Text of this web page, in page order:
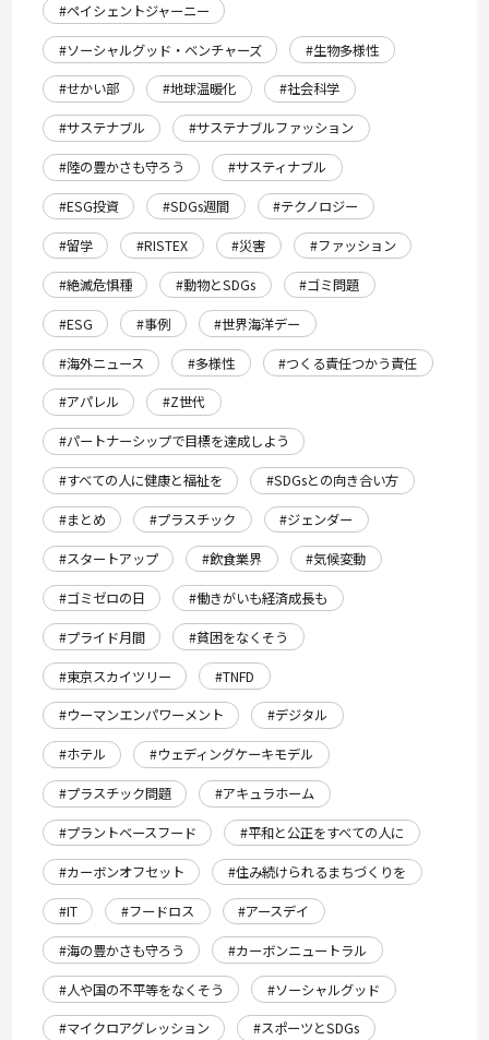
#ペイシェントジャーニー
#ソーシャルグッド・ベンチャーズ
#生物多様性
#せかい部
#地球温暖化
#社会科学
#サステナブル
#サステナブルファッション
#陸の豊かさも守ろう
#サスティナブル
#ESG投資
#SDGs週間
#テクノロジー
#留学
#RISTEX #災害
#ファッション
#絶滅危惧種
#動物とSDGs
#ゴミ問題
#ESG
#事例
#世界海洋デー
#海外ニュース
#多様性
#つくる責任つかう責任
#アパレル
#Z世代
#パートナーシップで目標を達成しよう
#すべての人に健康と福祉を
#SDGsとの向き合い方
#まとめ
#プラスチック
#ジェンダー
#スタートアップ
#飲食業界
#気候変動
#ゴミゼロの日
#働きがいも経済成長も
#プライド月間
#貧困をなくそう
#東京スカイツリー
#TNFD
#ウーマンエンパワーメント
#デジタル
#ホテル
#ウェディングケーキモデル
#プラスチック問題
#アキュラホーム
#プラントベースフード
#平和と公正をすべての人に
#カーボンオフセット
#住み続けられるまちづくりを
#IT
#フードロス
#アースデイ
#海の豊かさも守ろう
#カーボンニュートラル
#人や国の不平等をなくそう
#ソーシャルグッド
#マイクロアグレッション
#スポーツとSDGs